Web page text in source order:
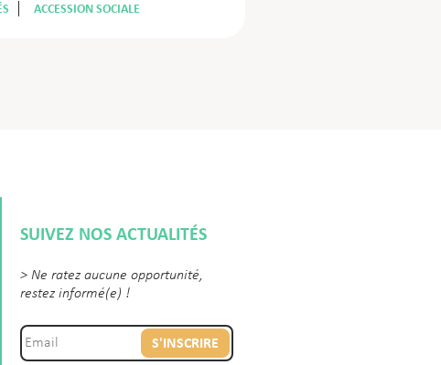
ACCESSION SOCIALE
SUIVEZ NOS ACTUALITÉS
> Ne ratez aucune opportunité,
restez informé(e) !
S'INSCRIRE